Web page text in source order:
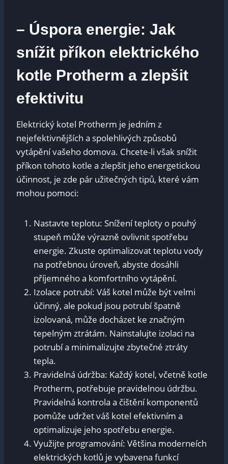
– Úspora energie: Jak
snížit příkon elektrického
kotle Protherm a zlepšit
efektivitu
Elektrický kotel Protherm je jedním z
nejefektivnějších a spolehlivých způsobů
vytápění vašeho domova. Chcete-li však snížit
příkon tohoto kotle a zlepšit jeho energetickou
účinnost, je zde pár užitečných tipů, které vám
mohou pomoci:
Nastavte teplotu: Snížení teploty o pouhý
stupeň může výrazně ovlivnit spotřebu
energie. Zkuste optimalizovat teplotu vody
na potřebnou úroveň, abyste dosáhli
příjemného a komfortního vytápění.
Izolace potrubí: Váš kotel může být velmi
účinný, ale pokud jsou potrubí špatně
izolovaná, může docházet ke značným
tepelným ztrátám. Nainstalujte izolaci na
potrubí a minimalizujte zbytečné ztráty
tepla.
Pravidelná údržba: Každý kotel, včetně kotle
Protherm, potřebuje pravidelnou údržbu.
Pravidelná kontrola a čištění komponentů
pomůže udržet váš kotel efektivním a
optimalizuje jeho spotřebu energie.
Využijte programování: Většina moderneích
elektrických kotlů je vybavena funkcí